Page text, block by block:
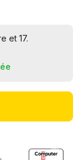
et 17.